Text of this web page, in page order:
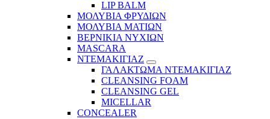
LIP BALM
ΜΟΛΥΒΙΑ ΦΡΥΔΙΩΝ
ΜΟΛΥΒΙΑ ΜΑΤΙΩΝ
ΒΕΡΝΙΚΙΑ ΝΥΧΙΩΝ
MASCARA
ΝΤΕΜΑΚΙΓΙΑΖ
ΓΑΛΑΚΤΩΜΑ ΝΤΕΜΑΚΙΓΙΑΖ
CLEANSING FOAM
CLEANSING GEL
MICELLAR
CONCEALER